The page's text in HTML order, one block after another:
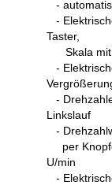
-
-
Taster,
Skala mit
-
-
Linkslauf
-
per
U/min
-